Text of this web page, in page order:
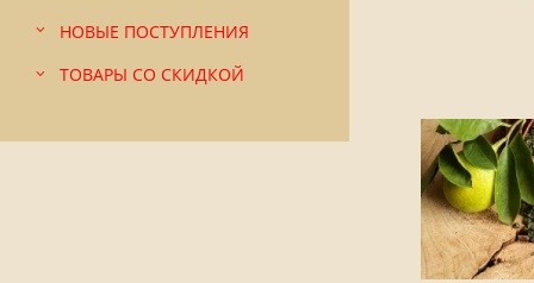
НОВЫЕ ПОСТУПЛЕНИЯ
ТОВАРЫ СО СКИДКОЙ